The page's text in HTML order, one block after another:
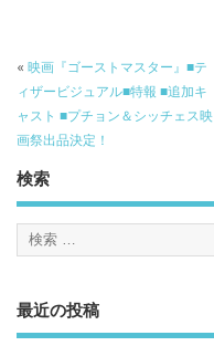
« 映画『ゴーストマスター』■テ
ィザービジュアル■特報 ■追加キ
ャスト ■プチョン＆シッチェス映
画祭出品決定！
検索
最近の投稿